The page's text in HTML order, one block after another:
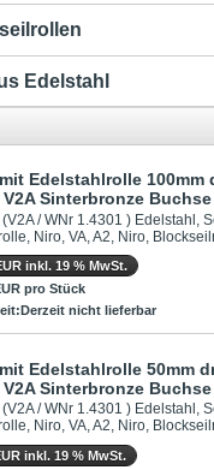
Edelstahl
Edelstahlrolle 100mm
Sinterbronze Buchse
/ WNr 1.4301 ) Edelstahl,
Niro, VA, A2, Niro,
inkl. 19 % MwSt.
pro Stück
nicht lieferbar
Edelstahlrolle 50mm
Sinterbronze Buchse
/ WNr 1.4301 ) Edelstahl,
Niro, VA, A2, Niro,
inkl. 19 % MwSt.